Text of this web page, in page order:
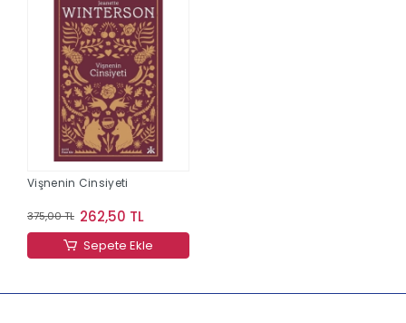
Vişnenin Cinsiyeti
375,00 TL 262,50 TL
Sepete Ekle